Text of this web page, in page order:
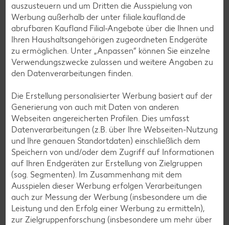
Vitamin B2:0.09 mg
Vitamin B6:
0.13 mg
Vitamin C:2 mg
Vitamin E:
Mineralstoffe
Calcium:61 mg
Eisen:1.9 mg
Kalium:649 mg
Magnesium:50 mg
Natrium: 35 mg
auszusteuern und um Dritten die Ausspielung von
Werbung außerhalb der unter filiale.kaufland.de
abrufbaren Kaufland Filial-Angebote über die Ihnen und
Ihren Haushaltsangehörigen zugeordneten Endgeräte
zu ermöglichen. Unter „Anpassen“ können Sie einzelne
Verwendungszwecke zulassen und weitere Angaben zu
den Datenverarbeitungen finden.
Die Erstellung personalisierter Werbung basiert auf der
Generierung von auch mit Daten von anderen
Webseiten angereicherten Profilen. Dies umfasst
Datenverarbeitungen (z.B. über Ihre Webseiten-Nutzung
und Ihre genauen Standortdaten) einschließlich dem
Speichern von und/oder dem Zugriff auf Informationen
auf Ihren Endgeräten zur Erstellung von Zielgruppen
(sog. Segmenten). Im Zusammenhang mit dem
Ausspielen dieser Werbung erfolgen Verarbeitungen
auch zur Messung der Werbung (insbesondere um die
Leistung und den Erfolg einer Werbung zu ermitteln),
zur Zielgruppenforschung (insbesondere um mehr über